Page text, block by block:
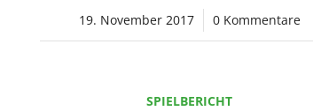
19. November 2017
/ 0 Kommentare
SPIELBERICHT